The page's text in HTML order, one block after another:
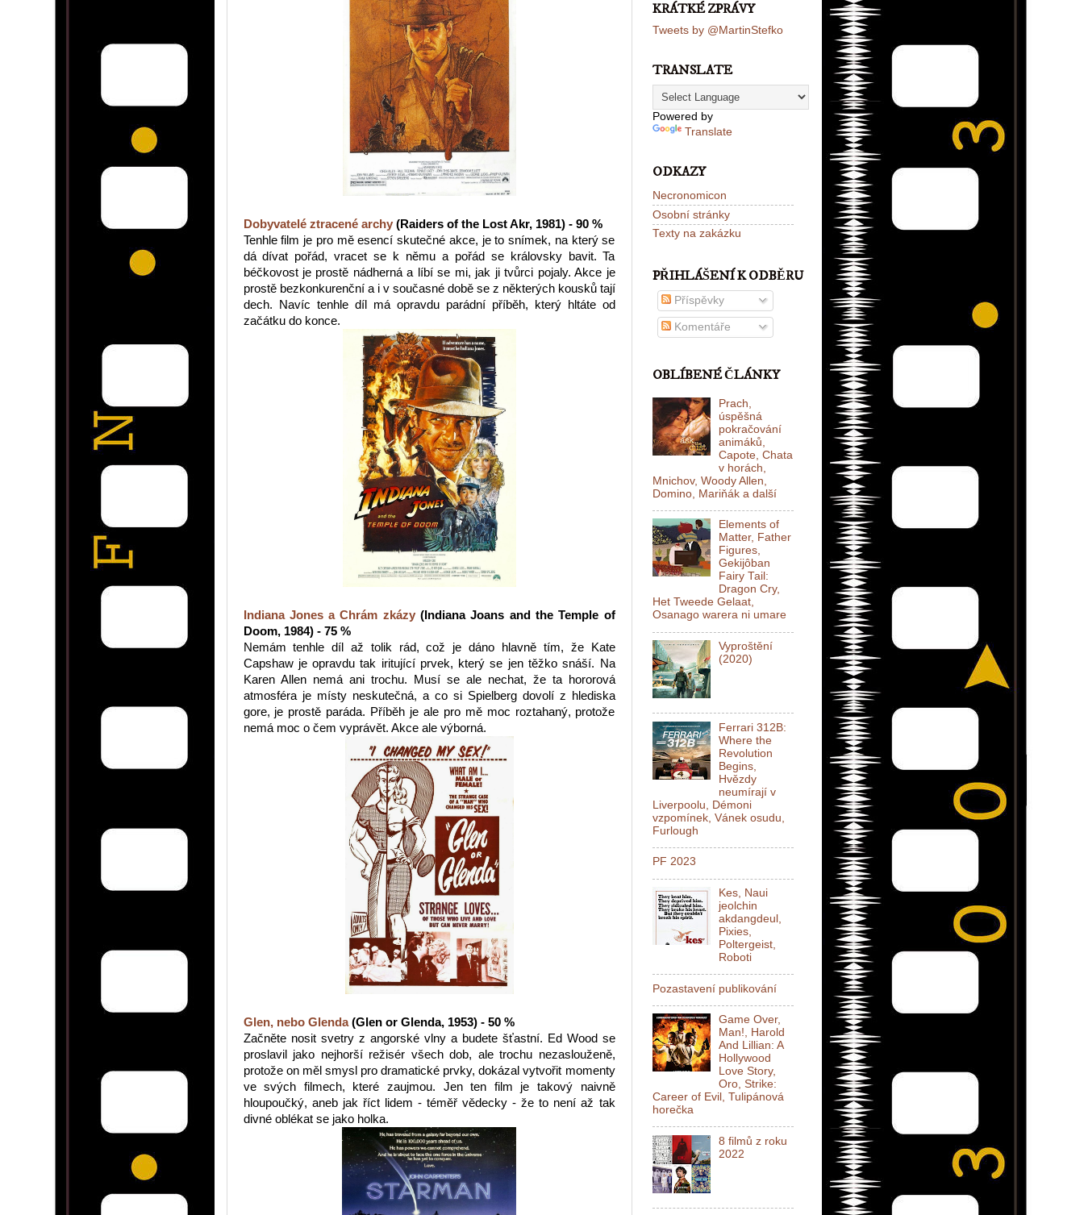
Dobyvatelé ztracené archy(Raiders of the Lost Akr, 1981) - 90 %
Tenhle film je pro mě esencí skutečné akce, je to snímek, na který se
dá dívat pořád, vracet se k němu a pořád se královsky bavit. Ta
béčkovost je prostě nádherná a líbí se mi, jak ji tvůrci pojaly. Akce je
prostě bezkonkurenční a i v současné době se z některých kousků tají
dech. Navíc tenhle díl má opravdu parádní příběh, který hltáte od
začátku do konce.
Indiana Jones a Chrám zkázy(Indiana Joans and the Temple of
Doom, 1984) - 75 %
Nemám tenhle díl až tolik rád, což je dáno hlavně tím, že Kate
Capshaw je opravdu tak iritující prvek, který se jen těžko snáší. Na
Karen Allen nemá ani trochu. Musí se ale nechat, že ta hororová
atmosféra je místy neskutečná, a co si Spielberg dovolí z hlediska
gore, je prostě paráda. Příběh je ale pro mě moc roztahaný, protože
nemá moc o čem vyprávět. Akce ale výborná.
Glen, nebo Glenda(Glen or Glenda, 1953) - 50 %
Začněte nosit svetry z angorské vlny a budete šťastní. Ed Wood se
proslavil jako nejhorší režisér všech dob, ale trochu nezaslouženě,
protože on měl smysl pro dramatické prvky, dokázal vytvořit momenty
ve svých filmech, které zaujmou. Jen ten film je takový naivně
hloupoučký, aneb jak říct lidem - téměř vědecky - že to není až tak
divné oblékat se jako holka.
KRÁTKÉ ZPRÁVY
Tweets by @MartinStefko
TRANSLATE
Powered by
Translate
ODKAZY
Necronomicon
Osobní stránky
Texty na zakázku
PŘIHLÁŠENÍ K ODBĚRU
Příspěvky
Komentáře
OBLÍBENÉ ČLÁNKY
Prach,
úspěšná
pokračování
animáků,
Capote, Chata
v horách,
Mnichov, Woody Allen,
Domino, Mariňák a další
Elements of
Matter, Father
Figures,
Gekijôban
Fairy Tail:
Dragon Cry,
Het Tweede Gelaat,
Osanago warera ni umare
Vyproštění
(2020)
Ferrari 312B:
Where the
Revolution
Begins,
Hvězdy
neumírají v
Liverpoolu, Démoni
vzpomínek, Vánek osudu,
Furlough
PF 2023
Kes, Naui
jeolchin
akdangdeul,
Pixies,
Poltergeist,
Roboti
Pozastavení publikování
Game Over,
Man!, Harold
And Lillian: A
Hollywood
Love Story,
Oro, Strike:
Career of Evil, Tulipánová
horečka
8 filmů z roku
2022